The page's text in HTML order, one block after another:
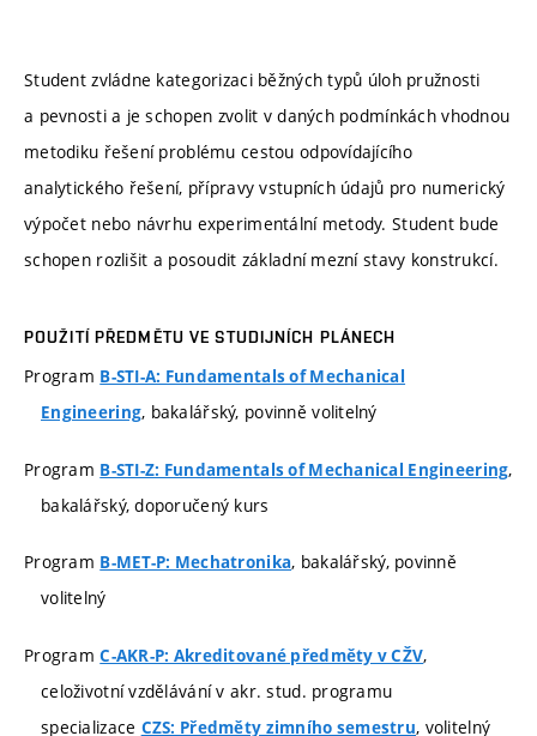
Student zvládne kategorizaci běžných typů úloh pružnosti
a pevnosti a je schopen zvolit v daných podmínkách vhodnou
metodiku řešení problému cestou odpovídajícího
analytického řešení, přípravy vstupních údajů pro numerický
výpočet nebo návrhu experimentální metody. Student bude
schopen rozlišit a posoudit základní mezní stavy konstrukcí.
POUŽITÍ PŘEDMĚTU VE STUDIJNÍCH PLÁNECH
Program B-STI-A: Fundamentals of Mechanical
Engineering, bakalářský, povinně volitelný
Program B-STI-Z: Fundamentals of Mechanical Engineering,
bakalářský, doporučený kurs
Program B-MET-P: Mechatronika, bakalářský, povinně
volitelný
ProgramC-AKR-P: Akreditované předměty v CŽV,
celoživotní vzdělávání v akr. stud. programu
specializace CZS: Předměty zimního semestru, volitelný